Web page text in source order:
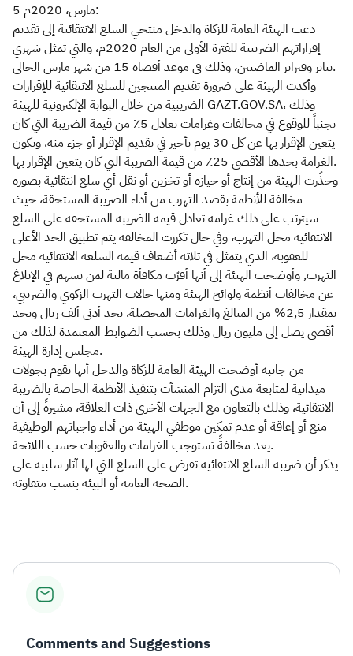
5 مارس، 2020م:
دعت الهيئة العامة للزكاة والدخل منتجي السلع الانتقائية إلى تقديم
إقراراتهم الضريبية للفترة الأولى من العام 2020م، والتي تمثل شهري
يناير وفبراير الماضيين، وذلك في موعد أقصاه 15 من شهر مارس الحالي.
وأكدت الهيئة على ضرورة تقديم المنتجين للسلع الانتقائية للإقرارات
الضريبية من خلال البوابة الإلكترونية للهيئة GAZT.GOV.SA، وذلك
تجنباً للوقوع في مخالفات وغرامات تعادل 5٪ من قيمة الضريبة التي كان
يتعين الإقرار بها عن كل 30 يوم تأخير في تقديم الإقرار أو جزء منه، وتكون
الغرامة بحدها الأقصى 25٪ من قيمة الضريبة التي كان يتعين الإقرار بها.
وحذّرت الهيئة من إنتاج أو حيازة أو تخزين أو نقل أي سلع انتقائية بصورة
مخالفة للأنظمة بقصد التهرب من أداء الضريبة المستحقة، حيث
سيترتب على ذلك غرامة تعادل قيمة الضريبة المستحقة على السلع
الانتقائية محل التهرب، وفي حال تكررت المخالفة يتم تطبيق الحد الأعلى
للعقوبة، الذي يتمثل في ثلاثة أضعاف قيمة السلعة الانتقائية محل
التهرب, وأوضحت الهيئة إلى أنها أقرّت مكافأة مالية لمن يسهم في الإبلاغ
عن مخالفات أنظمة ولوائح الهيئة ومنها حالات التهرب الزكوي والضريبي،
بمقدار 2,5% من المبالغ والغرامات المحصلة، بحد أدنى ألف ريال وبحد
أقصى يصل إلى مليون ريال وذلك بحسب الضوابط المعتمدة لذلك من
مجلس إدارة الهيئة.
من جانبه أوضحت الهيئة العامة للزكاة والدخل أنها تقوم بجولات
ميدانية لمتابعة مدى التزام المنشآت بتنفيذ الأنظمة الخاصة بالضريبة
الانتقائية، وذلك بالتعاون مع الجهات الأخرى ذات العلاقة، مشيرةً إلى أن
منع أو إعاقة أو عدم تمكين موظفي الهيئة من أداء واجباتهم الوظيفية
يعد مخالفةً تستوجب الغرامات والعقوبات حسب اللائحة.
يذكر أن ضريبة السلع الانتقائية تفرض على السلع التي لها آثار سلبية على
الصحة العامة أو البيئة بنسب متفاوتة. ​
Comments and Suggestions